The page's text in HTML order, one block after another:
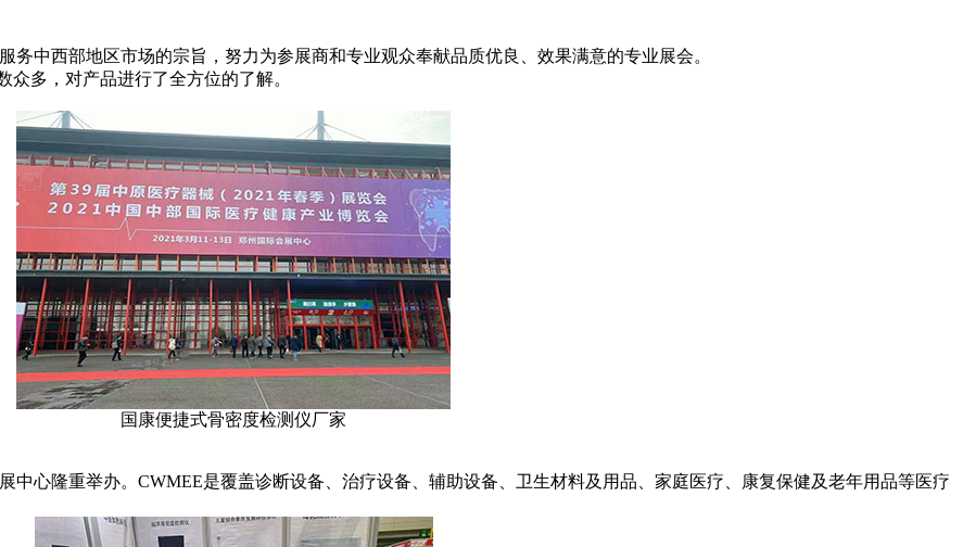
中西部地区市场的宗旨，努力为参展商和专业观众奉献品质优良、效果满意的专业展会。
众多，对产品进行了全方位的了解。
国康便捷式骨密度检测仪厂家
中心隆重举办。CWMEE是覆盖诊断设备、治疗设备、辅助设备、卫生材料及用品、家庭医疗、康复保健及老年用品等医疗